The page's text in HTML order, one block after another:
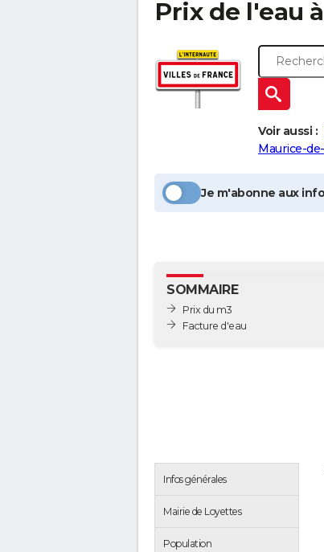
Prix de l'eau à
Voir aussi :
Maurice-
Je m'abonne aux
SOMMAIRE
Prix du m3
Facture d'eau
Infos générales
Mairie de Loyettes
Population